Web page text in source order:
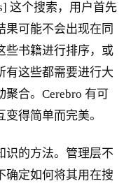
这个搜索，用户首先
果可能不会出现在同
些书籍进行排序，或
这些都需要进行大
合。Cerebro 有可
得简单而完美。
识的方法。管理层不
确定如何将其用在搜